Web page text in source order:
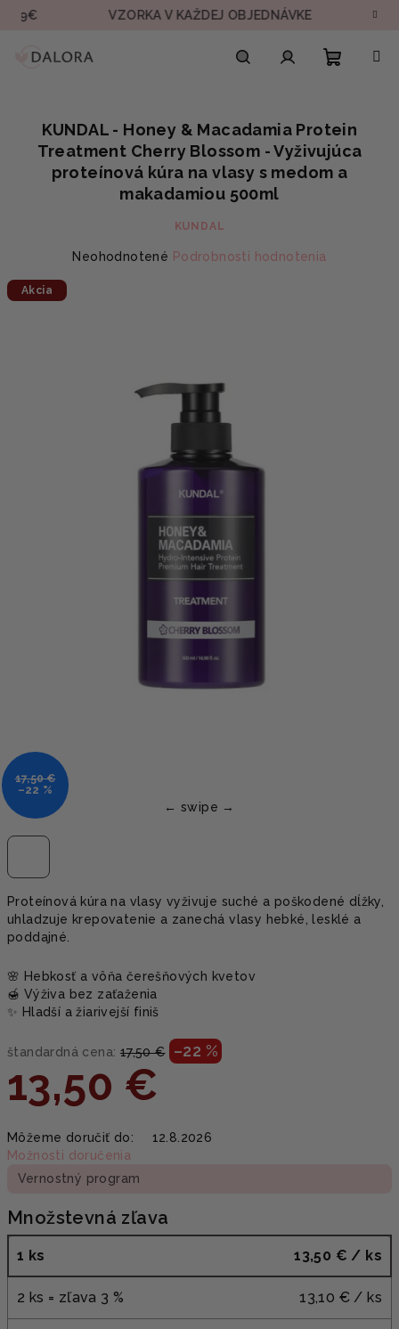
Prejsť
VZORKA V KAŽDEJ OBJEDNÁVKE
košík
Proteínová kúra na vlasy vyživuje suché a poškodené dĺžky,
uhladzuje krepovatenie a zanechá vlasy hebké, lesklé a
poddajné.
🌸 Hebkosť a vôňa čerešňových kvetov
🍯 Výživa bez zaťaženia
✨ Hladší a žiarivejší finiš
štandardná cena: 17,50 € –22 %
13,50 €
cena:
Môžeme doručiť do:
12.8.2026
Možnosti doručenia
Vernostný program
Množstevná zľava
1 ks 13,50 € / ks
2 ks = zľava 3 % 13,10 € / ks
KUNDAL - Honey & Macadamia Protein
Treatment Cherry Blossom - Vyživujúca
proteínová kúra na vlasy s medom a
makadamiou 500ml
KUNDAL
Priemerné
Neohodnotené Podrobnosti hodnotenia
Akcia
17,50 €
–22 %